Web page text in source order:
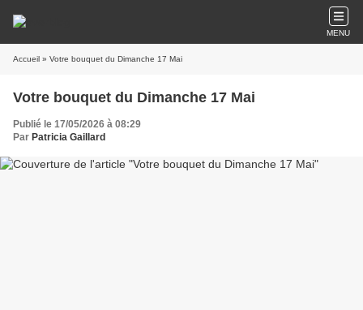
MENU
Accueil » Votre bouquet du Dimanche 17 Mai
Votre bouquet du Dimanche 17 Mai
Publié le 17/05/2026 à 08:29
Par Patricia Gaillard